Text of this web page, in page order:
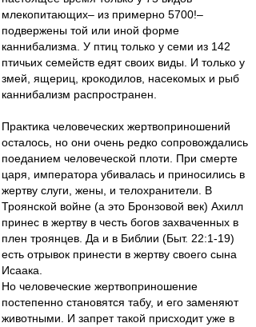
млекопитающих– из примерно 5700!–
подвержены той или иной форме
каннибализма. У птиц только у семи из 142
птичьих семейств едят своих виды. И только у
змей, ящериц, крокодилов, насекомых и рыб
каннибализм распространен.
Практика человеческих жертвоприношений
осталось, но они очень редко сопровождались
поеданием человеческой плоти. При смерте
царя, императора убивалась и приносились в
жертву слуги, жены, и телохранители. В
Троянской войне (а это Бронзовой век) Ахилл
принес в жертву в честь богов захваченных в
плен троянцев. Да и в Библии (Быт. 22:1-19)
есть отрывок принести в жертву своего сына
Исаака.
Но человеческие жертвоприношение
постепенно становятся табу, и его заменяют
животными. И запрет такой присходит уже в